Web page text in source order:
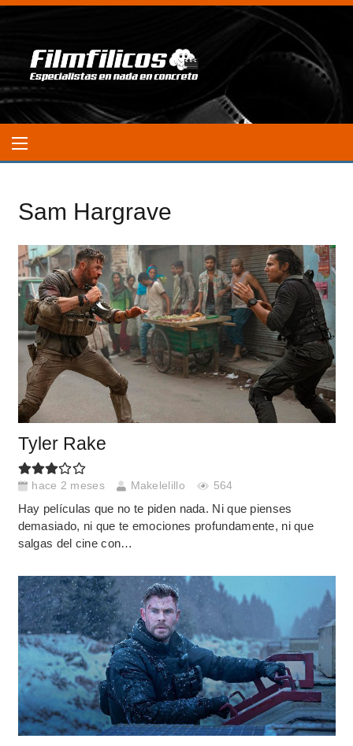
Sam Hargrave
Tyler Rake
hace 2 meses Makelelillo 564
Hay películas que no te piden nada. Ni que pienses
demasiado, ni que te emociones profundamente, ni que
salgas del cine con…